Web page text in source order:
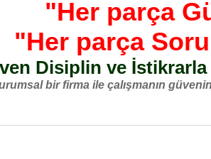
"Her parça
"Her parça
Disiplin ve İstikrarla
bir firma ile çalışmanın